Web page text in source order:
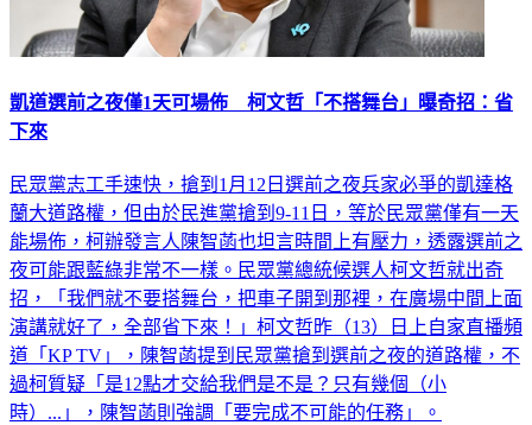
凱道選前之夜僅1天可場佈 柯文哲「不搭舞台」曝奇招：省
下來
民眾黨志工手速快，搶到1月12日選前之夜兵家必爭的凱達格
蘭大道路權，但由於民進黨搶到9-11日，等於民眾黨僅有一天
能場佈，柯辦發言人陳智菡也坦言時間上有壓力，透露選前之
夜可能跟藍綠非常不一樣。民眾黨總統候選人柯文哲就出奇
招，「我們就不要搭舞台，把車子開到那裡，在廣場中間上面
演講就好了，全部省下來！」柯文哲昨（13）日上自家直播頻
道「KP TV」，陳智菡提到民眾黨搶到選前之夜的道路權，不
過柯質疑「是12點才交給我們是不是？只有幾個（小
時）...」，陳智菡則強調「要完成不可能的任務」。